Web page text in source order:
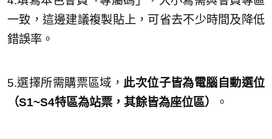
⼀致，這邊建議複製貼上，可省去不少時間及降低
錯誤率。
5.選擇所需購票區域， 此次位⼦皆為電腦⾃動選位
（S1~S4特區為站票，其餘皆為座位區）
。